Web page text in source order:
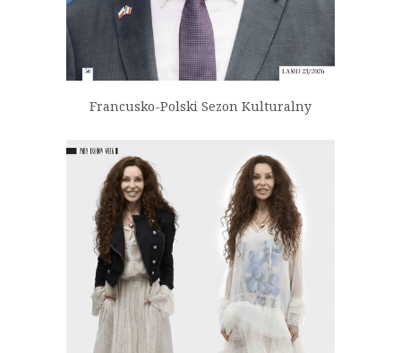
Francusko-Polski Sezon Kulturalny